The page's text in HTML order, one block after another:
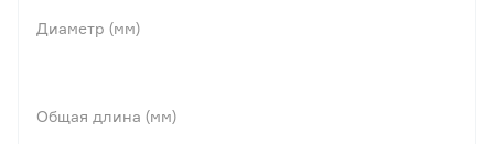
Диаметр (мм)
Общая длина (мм)